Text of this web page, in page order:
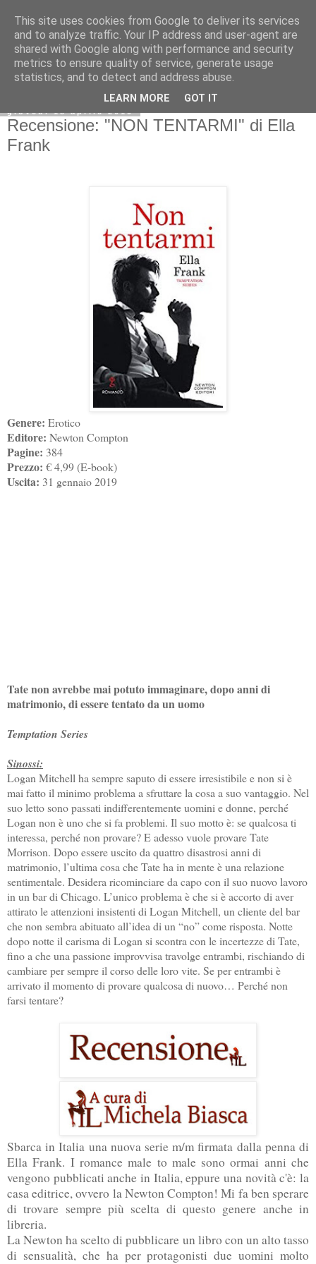
giovedì 18 aprile 2019
Recensione: "NON TENTARMI" di Ella
Frank
Genere: Erotico
Editore: Newton Compton
Pagine: 384
Prezzo: € 4,99 (E-book)
Uscita: 31 gennaio 2019
Tate non avrebbe mai potuto immaginare, dopo anni di
matrimonio, di essere tentato da un uomo
Temptation Series
Sinossi:
Logan Mitchell ha sempre saputo di essere irresistibile e non si è
mai fatto il minimo problema a sfruttare la cosa a suo vantaggio. Nel
suo letto sono passati indifferentemente uomini e donne, perché
Logan non è uno che si fa problemi. Il suo motto è: se qualcosa ti
interessa, perché non provare? E adesso vuole provare Tate
Morrison. Dopo essere uscito da quattro disastrosi anni di
matrimonio, l’ultima cosa che Tate ha in mente è una relazione
sentimentale. Desidera ricominciare da capo con il suo nuovo lavoro
in un bar di Chicago. L’unico problema è che si è accorto di aver
attirato le attenzioni insistenti di Logan Mitchell, un cliente del bar
che non sembra abituato all’idea di un “no” come risposta. Notte
dopo notte il carisma di Logan si scontra con le incertezze di Tate,
fino a che una passione improvvisa travolge entrambi, rischiando di
cambiare per sempre il corso delle loro vite. Se per entrambi è
arrivato il momento di provare qualcosa di nuovo… Perché non
farsi tentare?
Sbarca in Italia una nuova serie m/m firmata dalla penna di
Ella Frank. I romance male to male sono ormai anni che
vengono pubblicati anche in Italia, eppure una novità c'è: la
casa editrice, ovvero la Newton Compton! Mi fa ben sperare
di trovare sempre più scelta di questo genere anche in
libreria.
La Newton ha scelto di pubblicare un libro con un alto tasso
di sensualità, che ha per protagonisti due uomini molto
This site uses cookies from Google to deliver its services
and to analyze traffic. Your IP address and user-agent are
shared with Google along with performance and security
metrics to ensure quality of service, generate usage
statistics, and to detect and address abuse.
LEARN MORE GOT IT